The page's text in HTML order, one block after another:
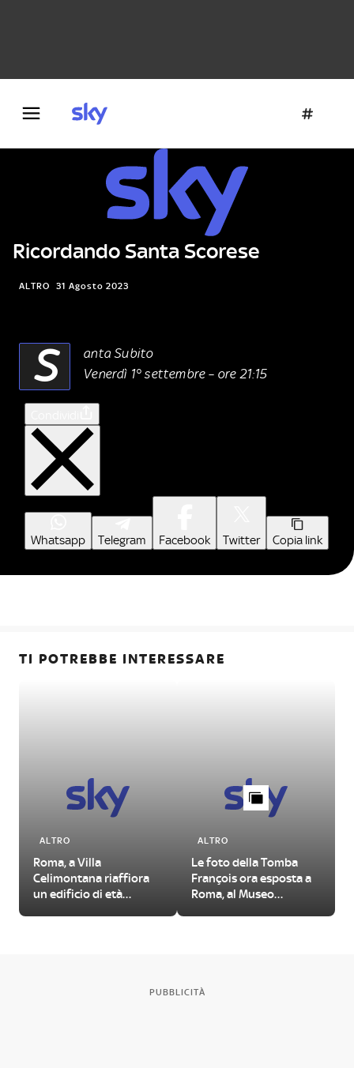
Ricordando Santa Scorese
ALTRO 31 Agosto 2023
S
anta Subito
Venerdì 1° settembre – ore 21:15
Whatsapp Telegram Facebook Twitter Copia link
TI POTREBBE INTERESSARE
ALTRO
Roma, a Villa
Celimontana riaffiora
un edificio di età
ALTRO
Le foto della Tomba
François ora esposta a
Roma, al Museo
PUBBLICITÀ